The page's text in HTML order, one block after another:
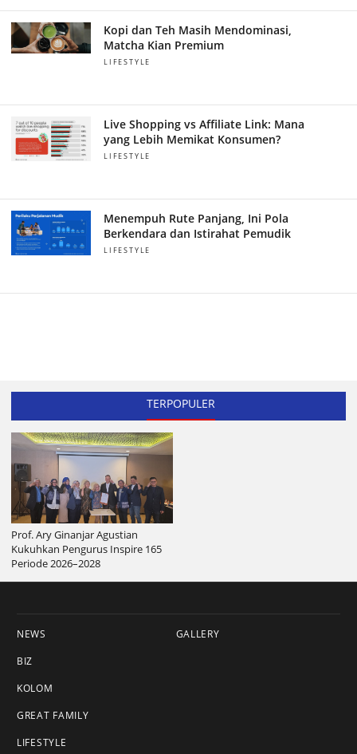
Kopi dan Teh Masih Mendominasi,
Matcha Kian Premium
LIFESTYLE
Live Shopping vs Affiliate Link: Mana
yang Lebih Memikat Konsumen?
LIFESTYLE
Menempuh Rute Panjang, Ini Pola
Berkendara dan Istirahat Pemudik
LIFESTYLE
TERPOPULER
Prof. Ary Ginanjar Agustian
Kukuhkan Pengurus Inspire 165
Periode 2026–2028
NEWS
BIZ
KOLOM
GREAT FAMILY
LIFESTYLE
GALLERY